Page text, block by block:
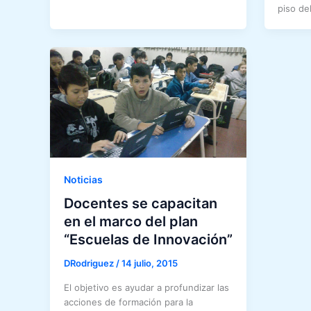
piso
Noticias
Docentes se capacitan
en el marco del plan
“Escuelas de Innovación”
DRodriguez /14 julio, 2015
El objetivo es ayudar a profundizar las
acciones de formación para la